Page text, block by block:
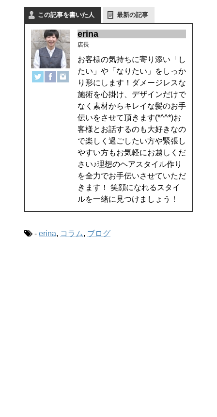
この記事を書いた人 最新の記事
erina
店長
お客様の気持ちに寄り添い「し
たい」や「なりたい」をしっか
り形にします！ダメージレスな
施術を心掛け、デザインだけで
なく素材からキレイな髪のお手
伝いをさせて頂きます(*^^*)お
客様とお話するのも大好きなの
で楽しく過ごしたい方や緊張し
やすい方もお気軽にお越しくだ
さい♪理想のヘアスタイル作り
を全力でお手伝いさせていただ
きます！ 笑顔になれるスタイ
ルを一緒に見つけましょう！
- erina, コラム, ブログ